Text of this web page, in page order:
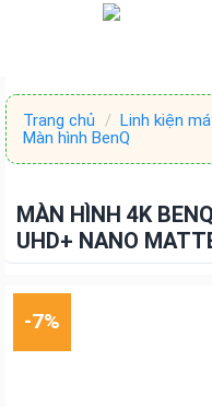
Trang chủ / Linh kiện
Màn hình BenQ
MÀN HÌNH 4K
UHD+ NANO
-7%